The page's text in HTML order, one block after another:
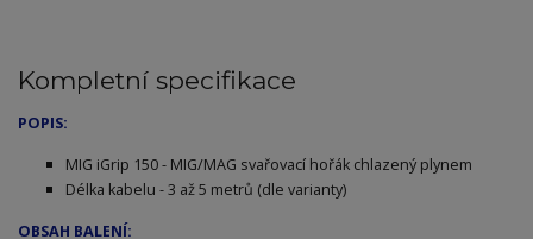
Kompletní specifikace
POPIS:
MIG iGrip 150 - MIG/MAG svařovací hořák chlazený plynem
Délka kabelu - 3 až 5 metrů (dle varianty)
OBSAH BALENÍ: